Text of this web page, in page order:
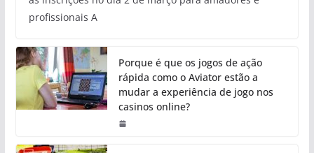
profissionais A
Porque é que os jogos de ação
rápida como o Aviator estão a
mudar a experiência de jogo nos
casinos online?